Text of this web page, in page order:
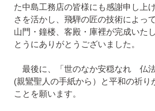
た中島工務店の皆様にも感謝申し上
さを活かし、飛騨の匠の技術によっ
山門・鐘楼、客殿・庫裡が完成いた
とうにありがとうございました。
最後に、「世のなか安穏なれ 仏法
(親鸞聖人の手紙から）と平和の祈り
ことを願います。